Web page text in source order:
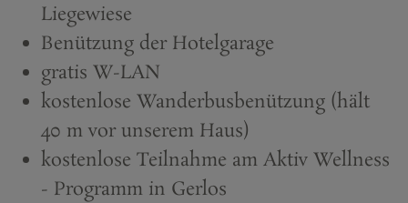
Liegewiese
Benützung der Hotelgarage
gratis W-LAN
kostenlose Wanderbusbenützung (hält
40 m vor unserem Haus)
kostenlose Teilnahme am Aktiv Wellness
- Programm in Gerlos